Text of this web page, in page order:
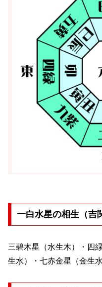
一白水星の相生（吉
三碧木星（水生木）・四
生水）・七赤金星（金生水